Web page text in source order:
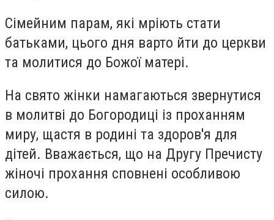
Сімейним парам, які мріють стати
батьками, цього дня варто йти до церкви
та молитися до Божої матері.
На свято жінки намагаються звернутися
в молитві до Богородиці із проханням
миру, щастя в родині та здоров'я для
дітей. Вважається, що на Другу Пречисту
жіночі прохання сповнені особливою
силою.